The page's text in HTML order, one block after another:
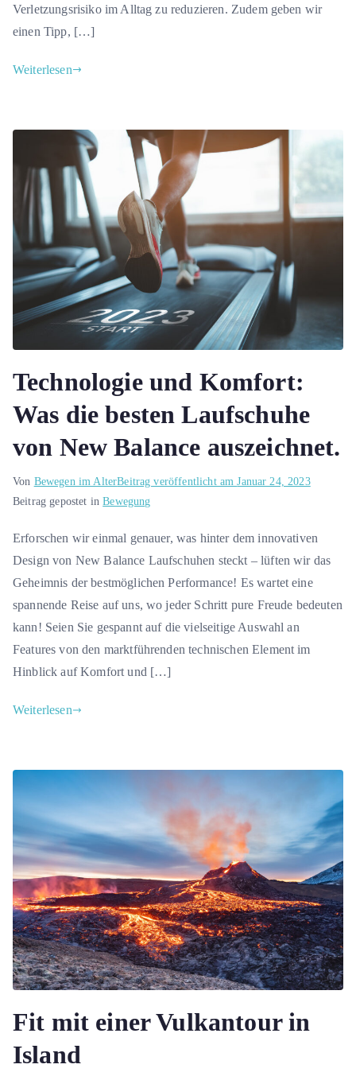
Verletzungsrisiko im Alltag zu reduzieren. Zudem geben wir
einen Tipp, […]
Weiterlesen
Technologie und Komfort:
Was die besten Laufschuhe
von New Balance auszeichnet.
Von Bewegen im AlterBeitrag veröffentlicht amJanuar 24, 2023
Beitrag gepostet inBewegung
Erforschen wir einmal genauer, was hinter dem innovativen
Design von New Balance Laufschuhen steckt – lüften wir das
Geheimnis der bestmöglichen Performance! Es wartet eine
spannende Reise auf uns, wo jeder Schritt pure Freude bedeuten
kann! Seien Sie gespannt auf die vielseitige Auswahl an
Features von den marktführenden technischen Element im
Hinblick auf Komfort und […]
Weiterlesen
Fit mit einer Vulkantour in
Island